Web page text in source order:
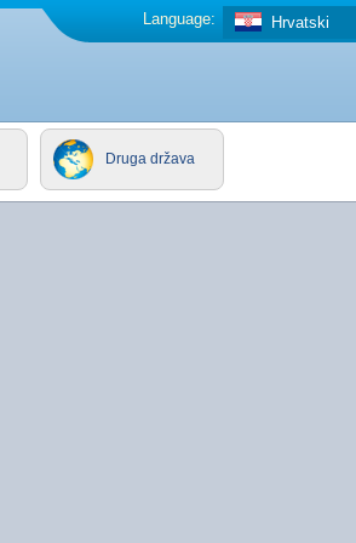
Hrvatski
Language:
Druga država